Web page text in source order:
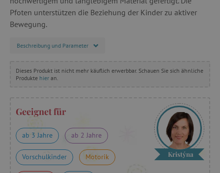
Pfoten unterstützen die Beziehung der Kinder zu aktiver
Bewegung.
Beschreibung und Parameter
Dieses Produkt ist nicht mehr käuflich erwerbbar. Schauen Sie sich ähnliche
Produkte hier an.
Geeignet für
ab 3 Jahre ab 2 Jahre
Vorschulkinder Motorik Kristýna